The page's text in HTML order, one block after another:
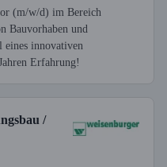
(m/w/d) im Bereich
Bauvorhaben und
eines innovativen
Erfahrung!
/